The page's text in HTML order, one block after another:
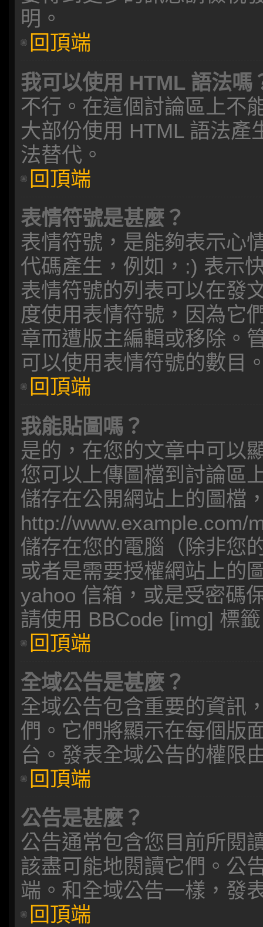
明。
回頂端
我可以使用 HTML 語法嗎
不行。在這個討論區上不
大部份使用 HTML 語法產
法替代。
回頂端
表情符號是甚麼？
表情符號，是能夠表示心
代碼產生，例如，:) 表示
表情符號的列表可以在發
度使用表情符號，因為它
章而遭版主編輯或移除。
可以使用表情符號的數目
回頂端
我能貼圖嗎？
是的，在您的文章中可以
您可以上傳圖檔到討論區
儲存在公開網站上的圖檔
http://www.example.com/
儲存在您的電腦（除非您
或者是需要授權網站上的
yahoo 信箱，或是受密碼
請使用 BBCode [img] 標
回頂端
全域公告是甚麼？
全域公告包含重要的資訊
們。它們將顯示在每個版
台。發表全域公告的權限
回頂端
公告是甚麼？
公告通常包含您目前所閱
該盡可能地閱讀它們。公
端。和全域公告一樣，發
回頂端